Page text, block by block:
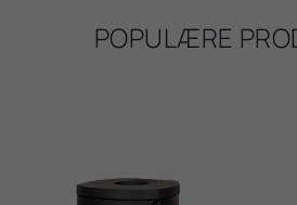
POPULÆRE